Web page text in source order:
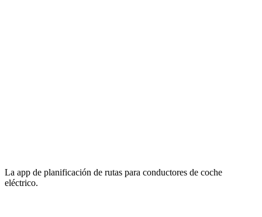
La app de planificación de rutas para conductores de coche
eléctrico.